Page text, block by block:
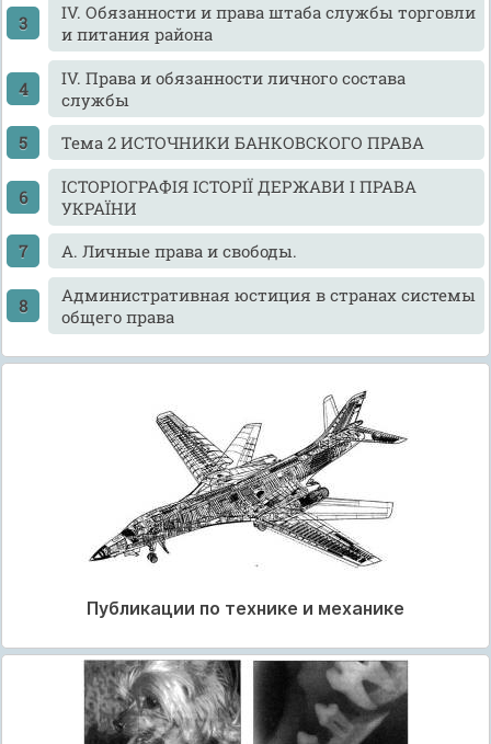
IV. Обязанности и права штаба службы торговли
и питания района
IV. Права и обязанности личного состава
службы
Tема 2 ИСТОЧНИКИ БАНКОВСКОГО ПРАВА
ІСТОРІОГРАФІЯ ІСТОРІЇ ДЕРЖАВИ І ПРАВА
УКРАЇНИ
А. Личные права и свободы.
Административная юстиция в странах системы
общего права
Публикации по технике и механике